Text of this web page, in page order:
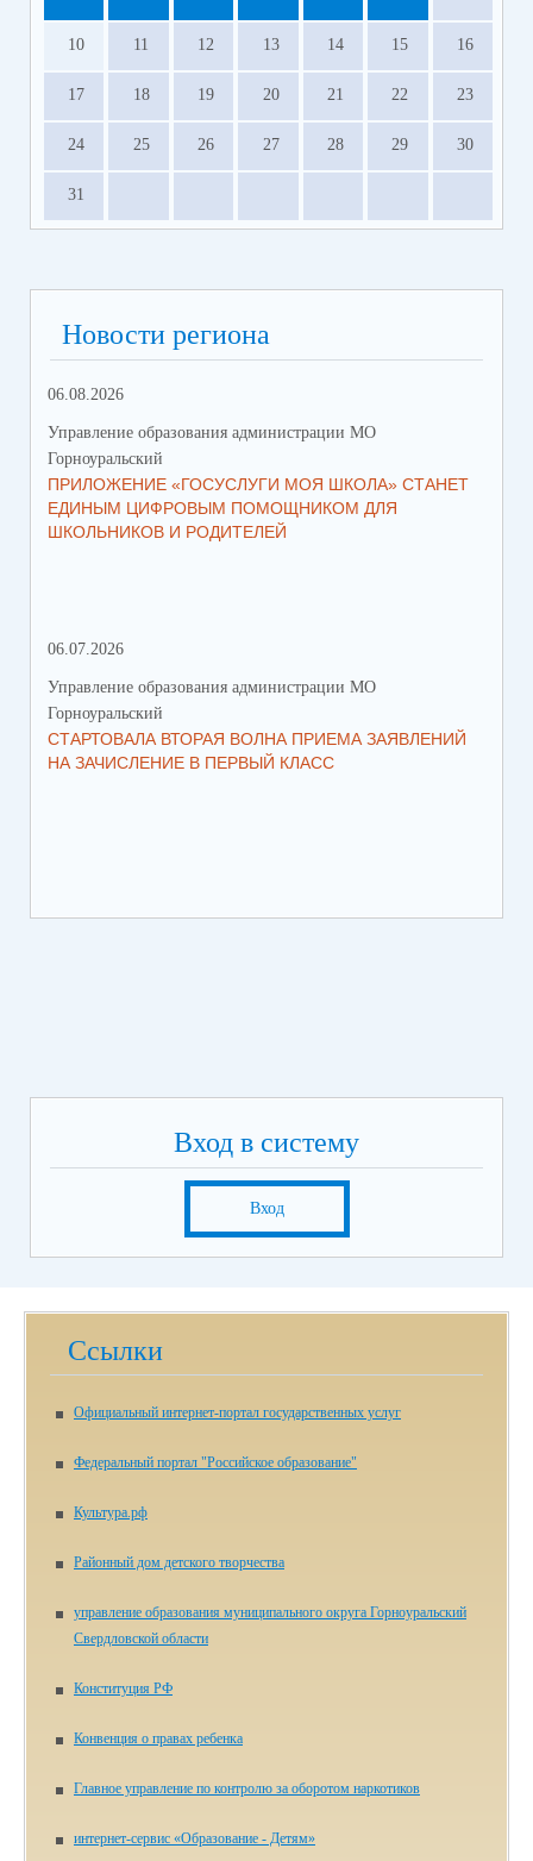
10 11 12 13 14 15 16
17 18 19 20 21 22 23
24 25 26 27 28 29 30
31
Новости региона
06.08.2026
Управление образования администрации МО
Горноуральский
ПРИЛОЖЕНИЕ «ГОСУСЛУГИ МОЯ ШКОЛА» СТАНЕТ
ЕДИНЫМ ЦИФРОВЫМ ПОМОЩНИКОМ ДЛЯ
ШКОЛЬНИКОВ И РОДИТЕЛЕЙ
06.07.2026
Управление образования администрации МО
Горноуральский
СТАРТОВАЛА ВТОРАЯ ВОЛНА ПРИЕМА ЗАЯВЛЕНИЙ
НА ЗАЧИСЛЕНИЕ В ПЕРВЫЙ КЛАСС
Вход в систему
Вход
Ссылки
Официальный интернет-портал государственных услуг
Федеральный портал "Российское образование"
Культура.рф
Районный дом детского творчества
управление образования муниципального округа Горноуральский
Свердловской области
Конституция РФ
Конвенция о правах ребенка
Главное управление по контролю за оборотом наркотиков
ин­тер­нет-сер­вис «Об­ра­зо­ва­ние - Де­тям»